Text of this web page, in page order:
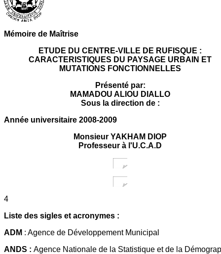
Mémoire de Maîtrise
ETUDE DU CENTRE-VILLE DE RUFISQUE :
CARACTERISTIQUES DU PAYSAGE URBAIN ET
MUTATIONS FONCTIONNELLES
Présenté par:
MAMADOU ALIOU DIALLO
Sous la direction de :
Année universitaire 2008-2009
Monsieur YAKHAM DIOP
Professeur à l'U.C.A.D
4
Liste des sigles et acronymes :
ADM : Agence de Développement Municipal
ANDS : Agence Nationale de la Statistique et de la